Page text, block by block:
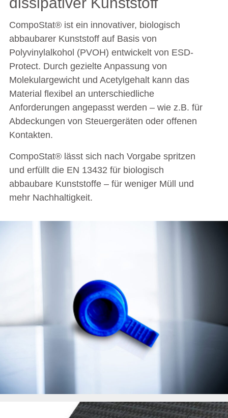
CompoStat® ist ein innovativer, biologisch
abbaubarer Kunststoff auf Basis von
Polyvinylalkohol (PVOH) entwickelt von ESD-
Protect. Durch gezielte Anpassung von
Molekulargewicht und Acetylgehalt kann das
Material flexibel an unterschiedliche
Anforderungen angepasst werden – wie z.B. für
Abdeckungen von Steuergeräten oder offenen
Kontakten.
CompoStat® lässt sich nach Vorgabe spritzen
und erfüllt die EN 13432 für biologisch
abbaubare Kunststoffe – für weniger Müll und
mehr Nachhaltigkeit.